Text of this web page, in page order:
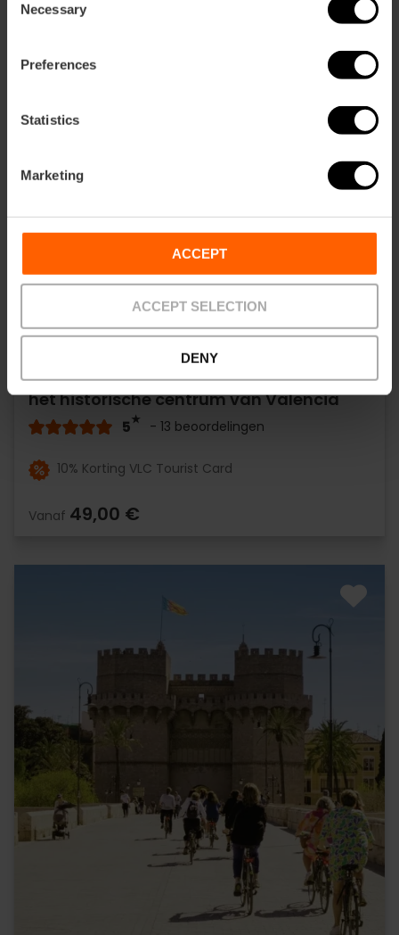
Selection
Necessary
Preferences
Statistics
Marketing
ACCEPT
ACCEPT SELECTION
DENY
Rondleiding kunst en architectuur door
het historische centrum van Valencia
5 - 13 beoordelingen
10% Korting VLC Tourist Card
Vanaf 49,00 €